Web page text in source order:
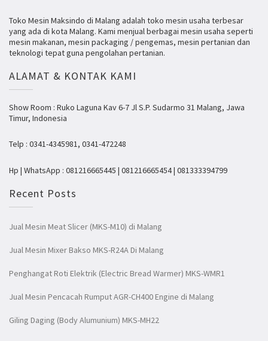
Toko Mesin Maksindo di Malang adalah toko mesin usaha terbesar
yang ada di kota Malang. Kami menjual berbagai mesin usaha seperti
mesin makanan, mesin packaging / pengemas, mesin pertanian dan
teknologi tepat guna pengolahan pertanian.
ALAMAT & KONTAK KAMI
Show Room : Ruko Laguna Kav 6-7 Jl S.P. Sudarmo 31 Malang, Jawa
Timur, Indonesia
Telp : 0341-4345981, 0341-472248
Hp | WhatsApp : 081216665445 | 081216665454 | 081333394799
Recent Posts
Jual Mesin Meat Slicer (MKS-M10) di Malang
Jual Mesin Mixer Bakso MKS-R24A Di Malang
Penghangat Roti Elektrik (Electric Bread Warmer) MKS-WMR1
Jual Mesin Pencacah Rumput AGR-CH400 Engine di Malang
Giling Daging (Body Alumunium) MKS-MH22